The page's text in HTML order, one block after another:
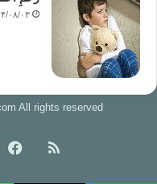
آنان کسانیند که نماز
و استوار نمی‌دارند.
و دعاهای نماز را
نماز نیست و نمی‌داند
ایشان می‌خوانند، نه این‌
۰۴/۰۸/
All rights reserved
خوراک